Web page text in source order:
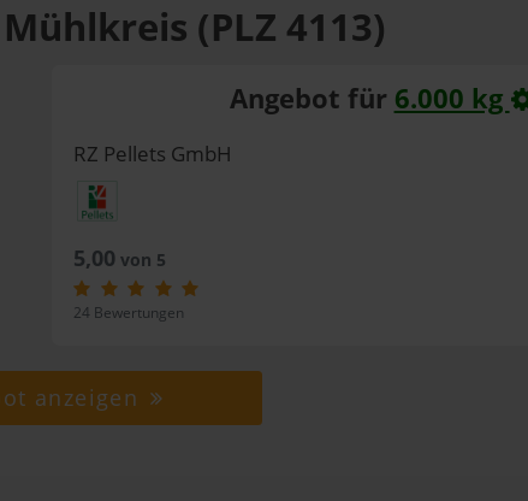
(PLZ 4113)
Angebot für 6.000 kg
RZ Pellets GmbH
5,00 von 5
24 Bewertungen
anzeigen